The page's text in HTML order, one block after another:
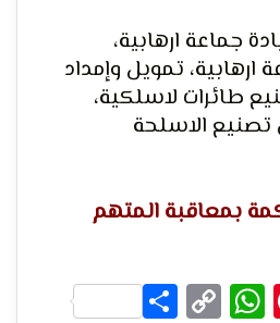
جماعة ارهابية،
ارهابية، تمويل وإمداد
طائرات لاسلكية،
الاسلحة
بمعاقبة المتهم
Pinterest
WhatsApp
Copy
Share